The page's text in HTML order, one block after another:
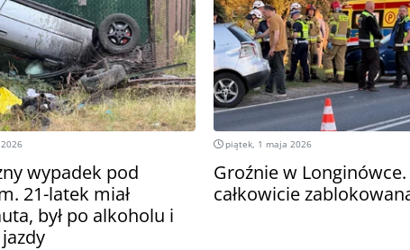
wypadek pod
21-latek miał
był po alkoholu i
piątek, 1 maja 2026
Groźnie w Longinówce.
całkowicie